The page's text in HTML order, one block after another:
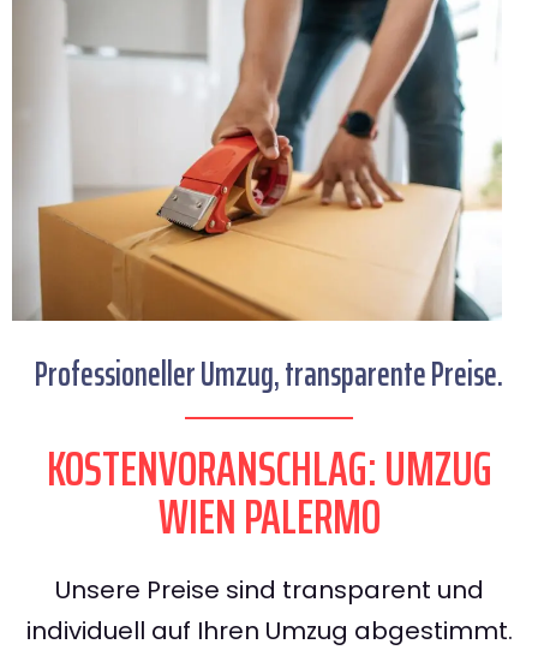
Professioneller Umzug, transparente Preise.
KOSTENVORANSCHLAG: UMZUG
WIEN PALERMO
Unsere Preise sind transparent und
individuell auf Ihren Umzug abgestimmt.